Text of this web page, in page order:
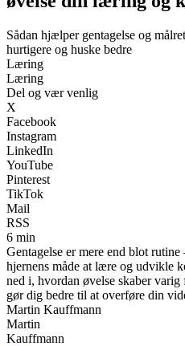
Sådan hjælper gentagelse og
hurtigere og huske bedre
Læring
Læring
Del og vær venlig
X
Facebook
Instagram
LinkedIn
YouTube
Pinterest
TikTok
Mail
RSS
6 min
Gentagelse er mere end blot
hjernens måde at lære og udvikle
ned i, hvordan øvelse skaber
gør dig bedre til at overføre din
Martin Kauffmann
Martin
Kauffmann